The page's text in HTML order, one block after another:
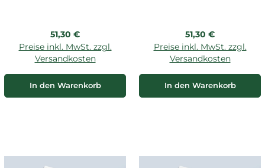
Regulärer Preis:
51,30 €
Preise inkl. MwSt. zzgl.
Versandkosten
In den Warenkorb
Regulärer Preis:
51,30 €
Preise inkl. MwSt. zzgl.
Versandkosten
In den Warenkorb